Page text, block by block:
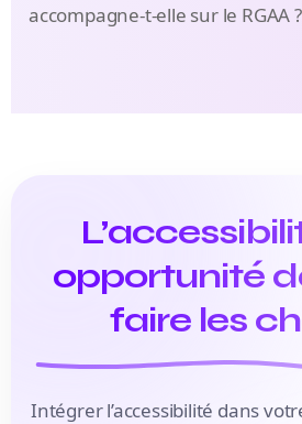
accompagne-t-elle sur le RGAA ?
opportunité
faire les
Intégrer l’accessibilité dans